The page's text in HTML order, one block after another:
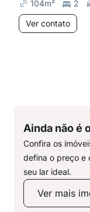
104m² 2
Ver contato
Ainda não é
Confira os
defina o preço e
seu lar ideal.
Ver mais